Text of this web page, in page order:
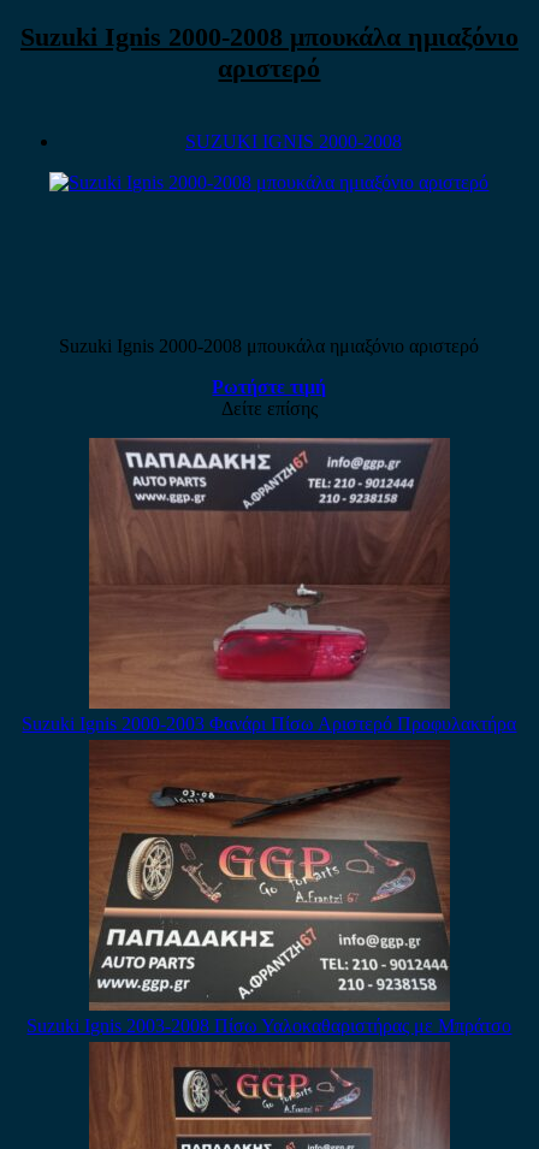
Suzuki Ignis 2000-2008 μπουκάλα ημιαξόνιο
αριστερό
SUZUKI IGNIS 2000-2008
Suzuki Ignis 2000-2008 μπουκάλα ημιαξόνιο αριστερό
Ρωτήστε τιμή
Δείτε επίσης
Suzuki Ignis 2000-2003 Φανάρι Πίσω Αριστερό Προφυλακτήρα
Suzuki Ignis 2003-2008 Πίσω Υαλοκαθαριστήρας με Μπράτσο